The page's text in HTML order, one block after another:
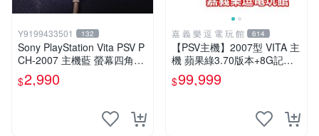
Y9199433501 132
Sony PlayStation Vita PSV P
CH-2007 主機藍 螢幕四角略
暗 可安裝遊戲 系統3.74書
$2,990
嘉 義 樂 逗 電 玩 館 614
【PSV主機】2007型 VITA 主
機 蘋果綠3.70版本+8G記憶
卡+螢幕保護貼【9成新】✪中
古二手✪嘉義樂逗電玩館
$99,999